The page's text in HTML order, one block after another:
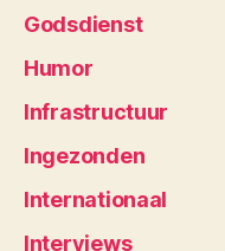
Godsdienst
Humor
Infrastructuur
Ingezonden
Internationaal
Interviews